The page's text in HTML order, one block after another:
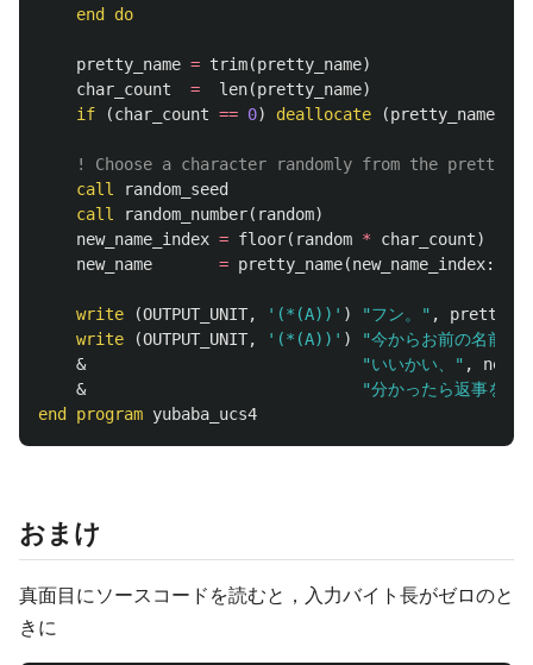
end
do
pretty_name = trim(pretty_name)
char_count
= len(pretty_name)
if
(char_count == 0) deallocate (pretty_name
! Choose a character randomly from the pretty
call
random_seed
call
random_number( random)
new_name_index = floor( random * char_count)
new_name
= pretty_name(new_name_index:
write (OUTPUT_UNIT, '(*(A))' ) "フン。" ,
write
(OUTPUT_UNIT, '(*(A))' ) "今からお前の名前は"
&
"いいかい、" ,
&
"分かったら返事をす
end
program yubaba_ucs4
おまけ
真面目にソースコードを読むと，入力バイト長がゼロのと
きに